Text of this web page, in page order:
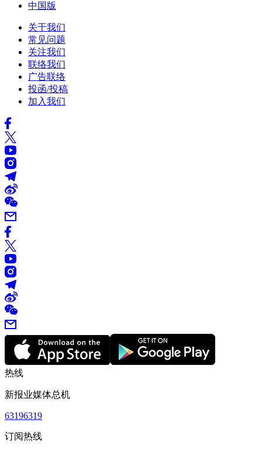
中国版
关于我们
常见问题
关注我们
联络我们
广告联络
投函/投稿
加入我们
热线
新报业媒体总机
63196319
订阅热线